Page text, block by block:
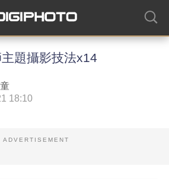
題攝影技法x14
18:10
ADVERTISEMENT